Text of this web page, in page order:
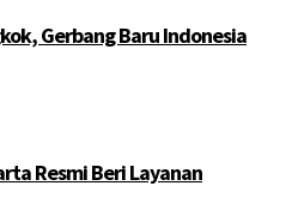
Gerbang Baru Indonesia
Resmi Beri Layanan